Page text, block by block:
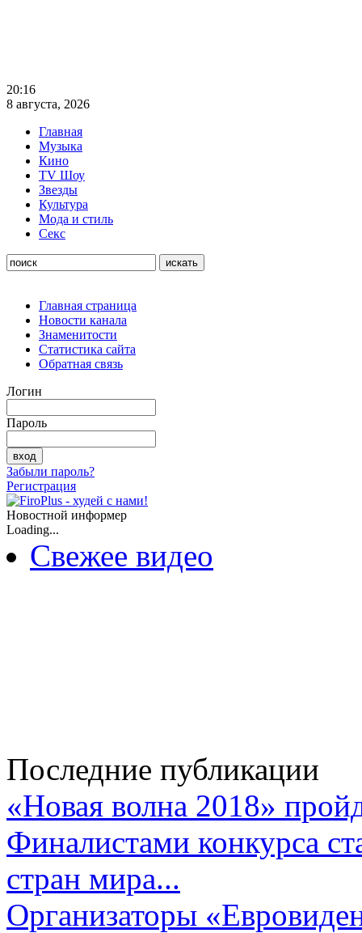
20:16
8 августа, 2026
Главная
Музыка
Кино
TV Шоу
Звезды
Культура
Мода и стиль
Секс
Главная страница
Новости канала
Знаменитости
Статистика сайта
Обратная связь
Логин
Пароль
Забыли пароль?
Регистрация
Новостной информер
Loading...
Свежее видео
Последние публикации
«Новая волна 2018»
Финалистами конкурса
стран мира...
Организаторы